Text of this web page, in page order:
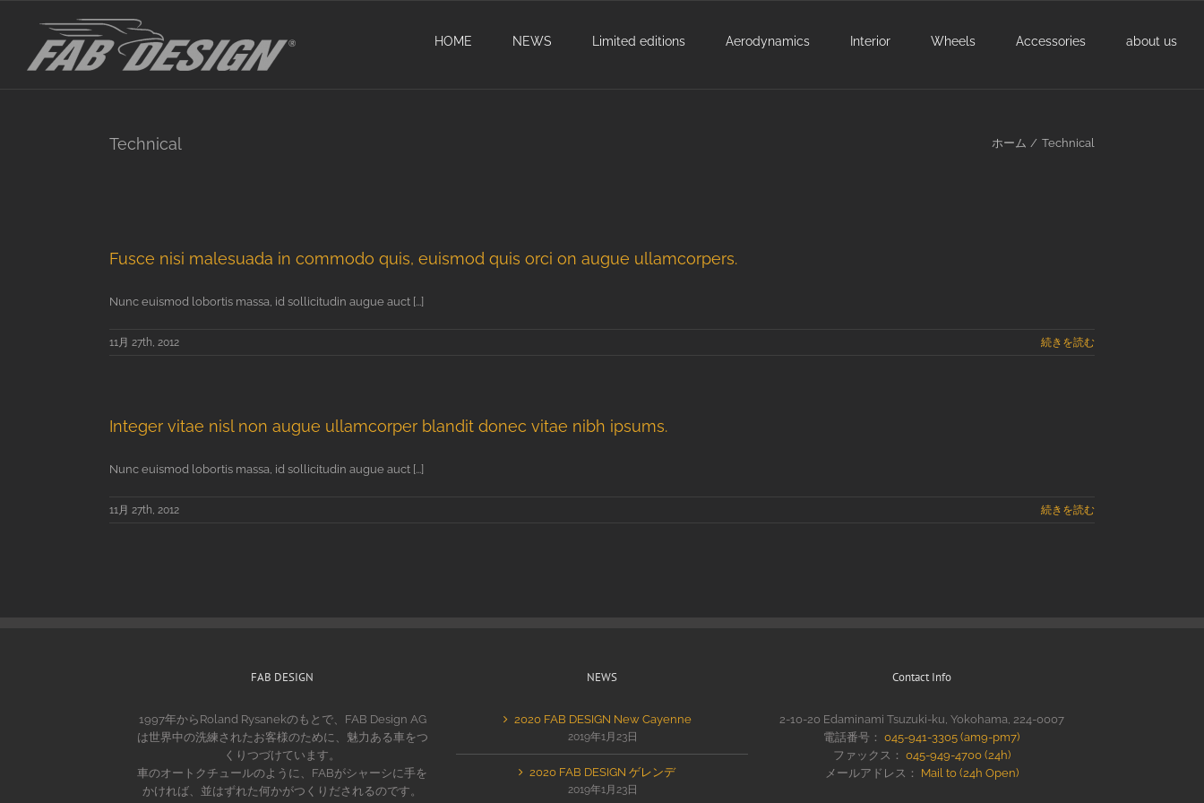
HOME NEWS Limited editions Aerodynamics Interior Wheels Accessories about us
Technical ホーム Technical
Fusce nisi malesuada in commodo quis, euismod quis orci on augue ullamcorpers.
Nunc euismod lobortis massa, id sollicitudin augue auct [...]
11月 27th, 2012 続きを読む
Integer vitae nisl non augue ullamcorper blandit donec vitae nibh ipsums.
Nunc euismod lobortis massa, id sollicitudin augue auct [...]
11月 27th, 2012 続きを読む
FAB DESIGN
1997年からRoland Rysanekのもとで、FAB Design AG
は世界中の洗練されたお客様のために、魅力ある車をつ
くりつづけています。
車のオートクチュールのように、FABがシャーシに手を
かければ、並はずれた何かがつくりだされるのです。
NEWS
2020 FAB DESIGN New Cayenne
2019年1月23日
2020 FAB DESIGN ゲレンデ
2019年1月23日
Contact Info
2-10-20 Edaminami Tsuzuki-ku, Yokohama, 224-0007
電話番号：045-941-3305 (am9-pm7)
ファックス： 045-949-4700 (24h)
メールアドレス： Mail to (24h Open)